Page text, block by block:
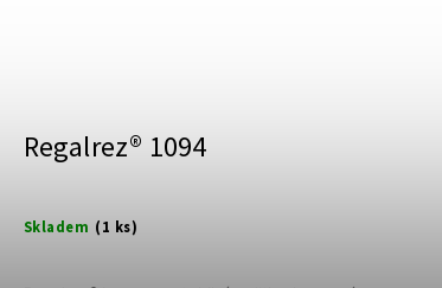
Regalrez® 1094
Skladem (1 ks)